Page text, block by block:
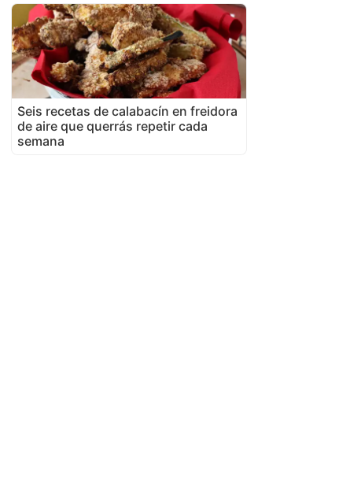
Seis recetas de calabacín en freidora
de aire que querrás repetir cada
semana